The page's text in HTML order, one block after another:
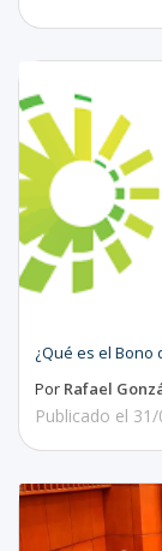
¿Qué es el Bono
Por Rafael
Publicado el 31/